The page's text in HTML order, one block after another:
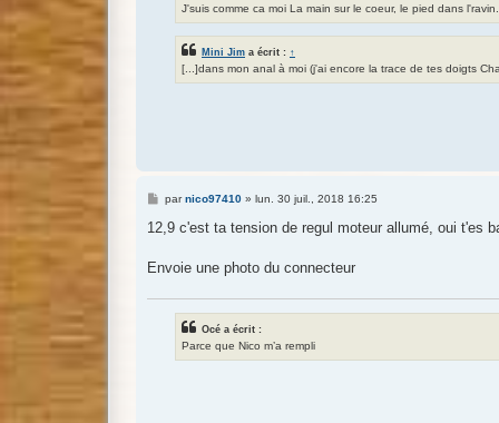
J'suis comme ca moi La main sur le coeur, le pied dans l'ravin.
Mini Jim a écrit : ↑
[...]dans mon anal à moi (j'ai encore la trace de tes doigts
M
s
s
g
parnico97410» lun. 30 juil., 2018 16:25
12,9 c'est ta tension de regul moteur allumé, oui t'es
Envoie une photo du connecteur
Océ a écrit :
Parce que Nico m’a rempli